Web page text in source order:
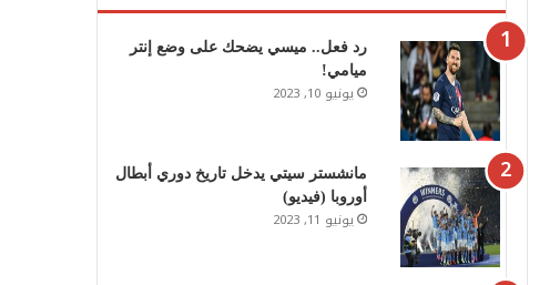
رد فعل.. ميسي يضحك على وضع إنتر
ميامي!
يونيو 10, 2023
مانشستر سيتي يدخل تاريخ دوري أبطال
أوروبا (فيديو)
يونيو 11, 2023